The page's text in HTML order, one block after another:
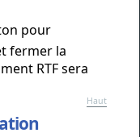
pour
fermer la
RTF sera
Haut